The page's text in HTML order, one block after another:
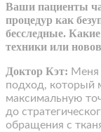
Ваши пациенты
процедур как
бесследные.
техники или
Доктор Кэт: Меня
подход, который
максимальную
до
обращения с